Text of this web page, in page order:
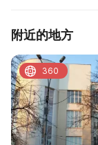
附近的地方
360